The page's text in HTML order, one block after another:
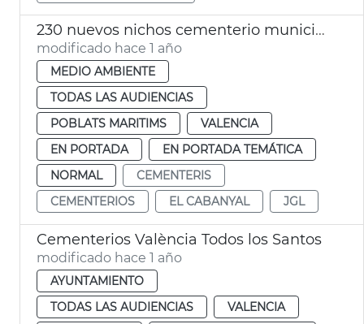
230 nuevos nichos cementerio municipal Cabanyal
modificado hace 1 año
MEDIO AMBIENTE
TODAS LAS AUDIENCIAS
POBLATS MARITIMS
VALENCIA
EN PORTADA
EN PORTADA TEMÁTICA
NORMAL
CEMENTERIS
CEMENTERIOS
EL CABANYAL JGL
Cementerios València Todos los Santos
modificado hace 1 año
AYUNTAMIENTO
TODAS LAS AUDIENCIAS
VALENCIA